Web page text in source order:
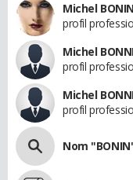
Michel
profil
Michel
profil
Michel
profil
Nom